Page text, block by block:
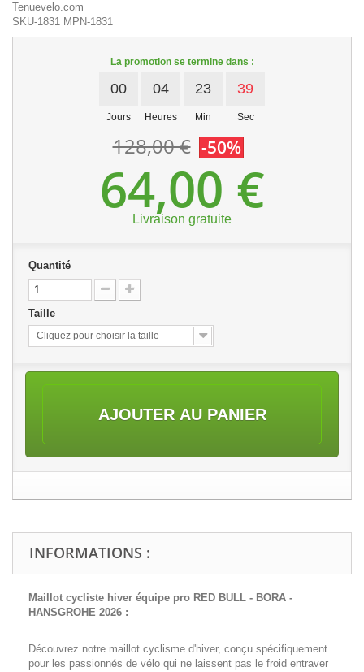
Tenuevelo.com
SKU-1831 MPN-1831
La promotion se termine dans :
00
Jours
04
Heures
23
Min
38
Sec
128,00 € -50%
64,00 €
Livraison gratuite
Quantité
Taille
Cliquez pour choisir la taille
AJOUTER AU PANIER
INFORMATIONS :
Maillot cycliste hiver équipe pro RED BULL - BORA -
HANSGROHE 2026 :
Découvrez notre maillot cyclisme d'hiver, conçu spécifiquement
pour les passionnés de vélo qui ne laissent pas le froid entraver